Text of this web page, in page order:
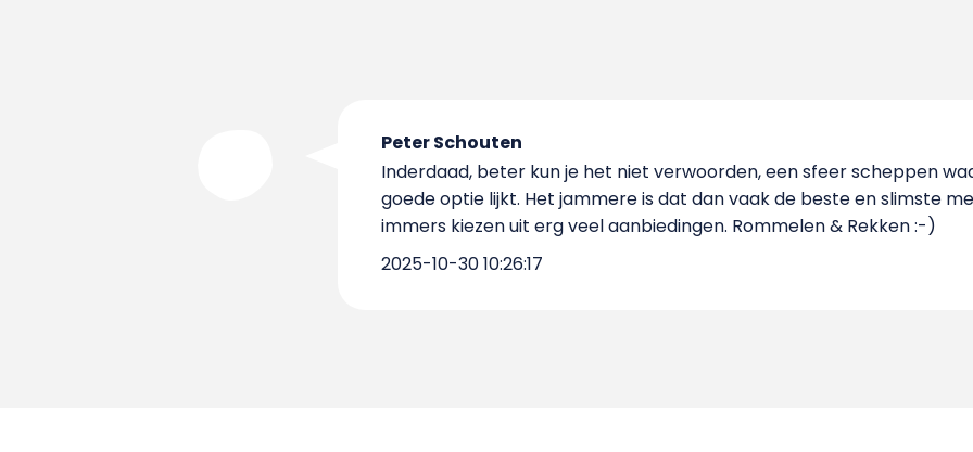
Peter Schouten
Inderdaad, beter kun je het niet verwoorden, een sfeer scheppen
goede optie lijkt. Het jammere is dat dan vaak de beste en slimste
immers kiezen uit erg veel aanbiedingen. Rommelen & Rekken :-)
2025-10-30 10:26:17